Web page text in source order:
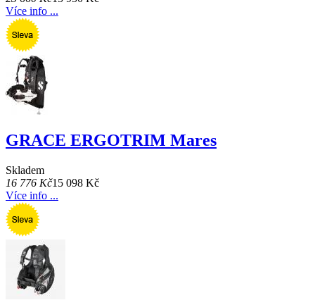
Více info ...
GRACE ERGOTRIM Mares
Skladem
16 776 Kč15 098 Kč
Více info ...